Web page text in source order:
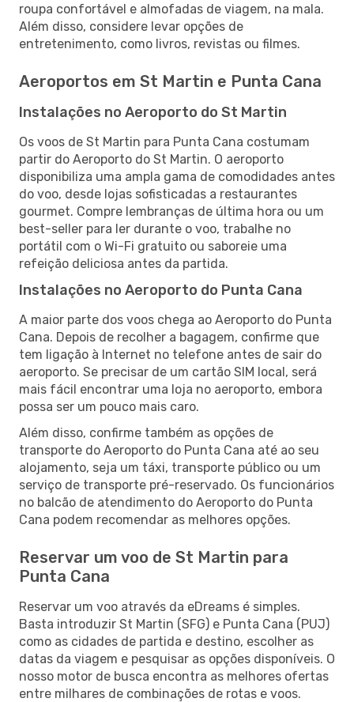
roupa confortável e almofadas de viagem, na mala.
Além disso, considere levar opções de
entretenimento, como livros, revistas ou filmes.
Aeroportos em St Martin e Punta Cana
Instalações no Aeroporto do St Martin
Os voos de St Martin para Punta Cana costumam
partir do Aeroporto do St Martin. O aeroporto
disponibiliza uma ampla gama de comodidades antes
do voo, desde lojas sofisticadas a restaurantes
gourmet. Compre lembranças de última hora ou um
best-seller para ler durante o voo, trabalhe no
portátil com o Wi-Fi gratuito ou saboreie uma
refeição deliciosa antes da partida.
Instalações no Aeroporto do Punta Cana
A maior parte dos voos chega ao Aeroporto do Punta
Cana. Depois de recolher a bagagem, confirme que
tem ligação à Internet no telefone antes de sair do
aeroporto. Se precisar de um cartão SIM local, será
mais fácil encontrar uma loja no aeroporto, embora
possa ser um pouco mais caro.
Além disso, confirme também as opções de
transporte do Aeroporto do Punta Cana até ao seu
alojamento, seja um táxi, transporte público ou um
serviço de transporte pré-reservado. Os funcionários
no balcão de atendimento do Aeroporto do Punta
Cana podem recomendar as melhores opções.
Reservar um voo de St Martin para
Punta Cana
Reservar um voo através da eDreams é simples.
Basta introduzir St Martin (SFG) e Punta Cana (PUJ)
como as cidades de partida e destino, escolher as
datas da viagem e pesquisar as opções disponíveis. O
nosso motor de busca encontra as melhores ofertas
entre milhares de combinações de rotas e voos.